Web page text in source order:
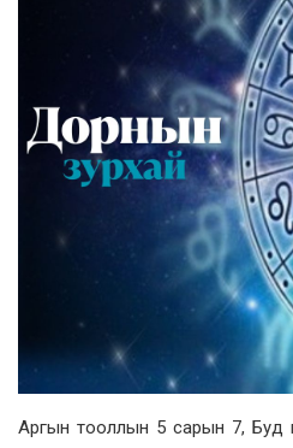
Аргын тооллын 5 сарын 7, Буд